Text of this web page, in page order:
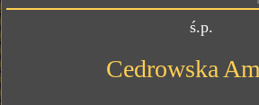
ś.p.
Cedrowska